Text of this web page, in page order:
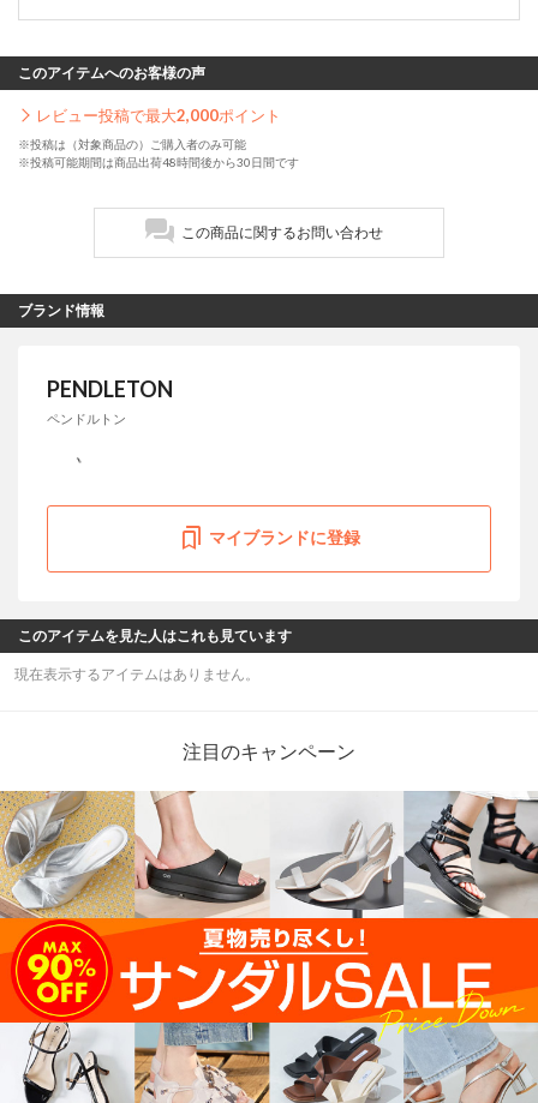
このアイテムへのお客様の声
レビュー投稿で最大2,000ポイント
※投稿は（対象商品の）ご購入者のみ可能
※投稿可能期間は商品出荷48時間後から30日間です
この商品に関するお問い合わせ
ブランド情報
PENDLETON
ペンドルトン
マイブランドに登録
このアイテムを見た人はこれも見ています
現在表示するアイテムはありません。
注目のキャンペーン